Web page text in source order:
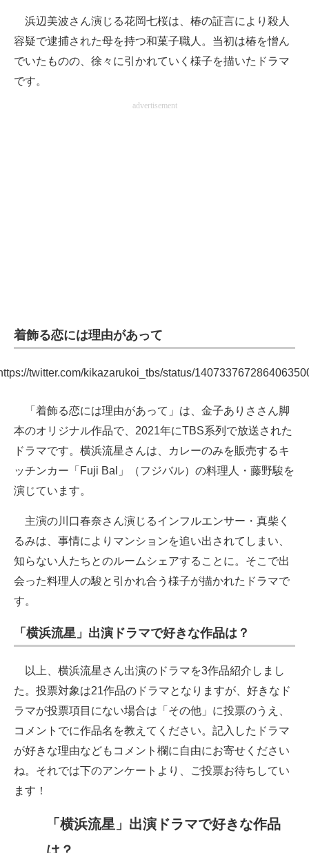
浜辺美波さん演じる花岡七桜は、椿の証言により殺人
容疑で逮捕された母を持つ和菓子職人。当初は椿を憎ん
でいたものの、徐々に引かれていく様子を描いたドラマ
です。
advertisement
着飾る恋には理由があって
twitter.com/kikazarukoi_tbs/status/
「着飾る恋には理由があって」は、金子ありささん脚
本のオリジナル作品で、2021年にTBS系列で放送された
ドラマです。横浜流星さんは、カレーのみを販売するキ
ッチンカー「Fuji Bal」（フジバル）の料理人・藤野駿を
演じています。
主演の川口春奈さん演じるインフルエンサー・真柴く
るみは、事情によりマンションを追い出されてしまい、
知らない人たちとのルームシェアすることに。そこで出
会った料理人の駿と引かれ合う様子が描かれたドラマで
す。
「横浜流星」出演ドラマで好きな作品は？
以上、横浜流星さん出演のドラマを3作品紹介しまし
た。投票対象は21作品のドラマとなりますが、好きなド
ラマが投票項目にない場合は「その他」に投票のうえ、
コメントでに作品名を教えてください。記入したドラマ
が好きな理由などもコメント欄に自由にお寄せください
ね。それでは下のアンケートより、ご投票お待ちしてい
ます！
「横浜流星」出演ドラマで好きな作品